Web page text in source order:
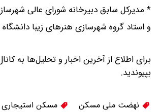
* مدیرکل سابق دبیرخانه شورای عالی
و استاد گروه شهرسازی هنرهای زیبا دانشگاه
برای اطلاع از آخرین اخبار و تحلیل‌ها به
بپیوندید.
نهضت ملی مسکن مسکن استیجاری